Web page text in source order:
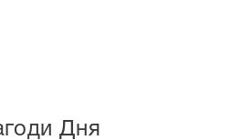
Дня